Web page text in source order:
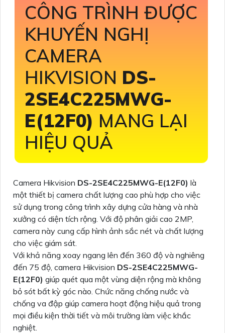
CÔNG TRÌNH ĐƯỢC
KHUYẾN NGHỊ
CAMERA
HIKVISION DS-
2SE4C225MWG-
E(12F0) MANG LẠI
HIỆU QUẢ
Camera Hikvision DS-2SE4C225MWG-E(12F0) là
một thiết bị camera chất lượng cao phù hợp cho việc
sử dụng trong công trình xây dựng cửa hàng và nhà
xưởng có diện tích rộng. Với độ phân giải cao 2MP,
camera này cung cấp hình ảnh sắc nét và chất lượng
cho việc giám sát.
Với khả năng xoay ngang lên đến 360 độ và nghiêng
đến 75 độ, camera Hikvision DS-2SE4C225MWG-
E(12F0) giúp quét qua một vùng diện rộng mà không
bỏ sót bất kỳ góc nào. Chức năng chống nước và
chống va đập giúp camera hoạt động hiệu quả trong
mọi điều kiện thời tiết và môi trường làm việc khắc
nghiệt.